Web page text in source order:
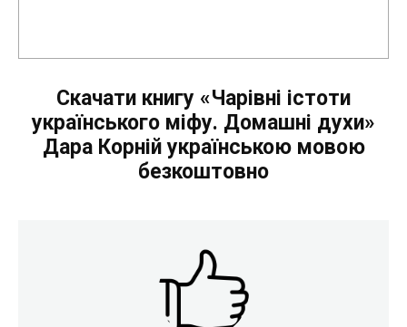
Скачати книгу «Чарівні істоти
українського міфу. Домашні духи»
Дара Корній українською мовою
безкоштовно